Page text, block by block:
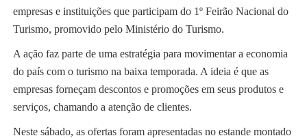
empresas e instituições que participam do 1º Feirão Nacional do
Turismo, promovido pelo Ministério do Turismo.
A ação faz parte de uma estratégia para movimentar a economia
do país com o turismo na baixa temporada. A ideia é que as
empresas forneçam descontos e promoções em seus produtos e
serviços, chamando a atenção de clientes.
Neste sábado, as ofertas foram apresentadas no estande montado